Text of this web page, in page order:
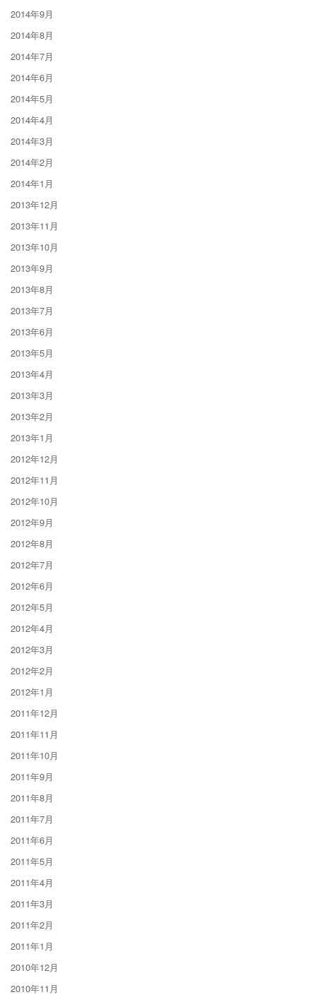
2014年9月
2014年8月
2014年7月
2014年6月
2014年5月
2014年4月
2014年3月
2014年2月
2014年1月
2013年12月
2013年11月
2013年10月
2013年9月
2013年8月
2013年7月
2013年6月
2013年5月
2013年4月
2013年3月
2013年2月
2013年1月
2012年12月
2012年11月
2012年10月
2012年9月
2012年8月
2012年7月
2012年6月
2012年5月
2012年4月
2012年3月
2012年2月
2012年1月
2011年12月
2011年11月
2011年10月
2011年9月
2011年8月
2011年7月
2011年6月
2011年5月
2011年4月
2011年3月
2011年2月
2011年1月
2010年12月
2010年11月